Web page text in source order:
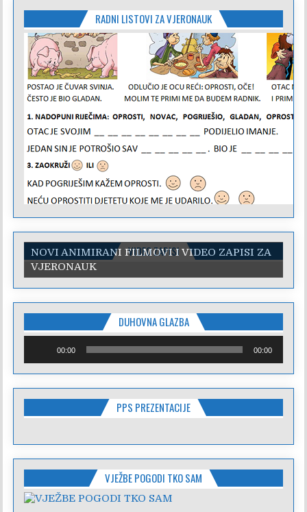
RADNI LISTOVI ZA VJERONAUK
VIDEO ZAPISI
NOVI ANIMIRANI FILMOVI I VIDEO ZAPISI ZA
VJERONAUK
DUHOVNA GLAZBA
audiozapisa
00:00 00:00
PPS PREZENTACIJE
VJEŽBE POGODI TKO SAM